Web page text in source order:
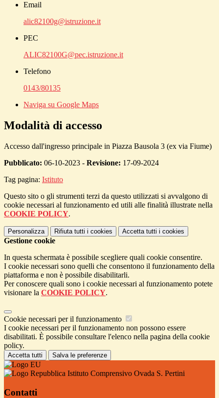
Email
alic82100g@istruzione.it
PEC
ALIC82100G@pec.istruzione.it
Telefono
0143/80135
Naviga su Google Maps
Modalità di accesso
Accesso dall'ingresso principale in Piazza Bausola 3 (ex via Fiume)
Pubblicato: 06-10-2023 - Revisione: 17-09-2024
Tag pagina: Istituto
Questo sito o gli strumenti terzi da questo utilizzati si avvalgono di
cookie necessari al funzionamento ed utili alle finalità illustrate nella
COOKIE POLICY.
Personalizza Rifiuta tutti i cookies Accetta tutti i cookies
Gestione cookie
In questa schermata è possibile scegliere quali cookie consentire.
I cookie necessari sono quelli che consentono il funzionamento della
piattaforma e non è possibile disabilitarli.
Per conoscere quali sono i cookie necessari al funzionamento potete
visionare la COOKIE POLICY.
Cookie necessari per il funzionamento
I cookie necessari per il funzionamento non possono essere
disabilitati. È possibile consultare l'elenco nella pagina della cookie
policy.
Accetta tutti Salva le preferenze
Istituto Comprensivo Ovada S. Pertini
Contatti